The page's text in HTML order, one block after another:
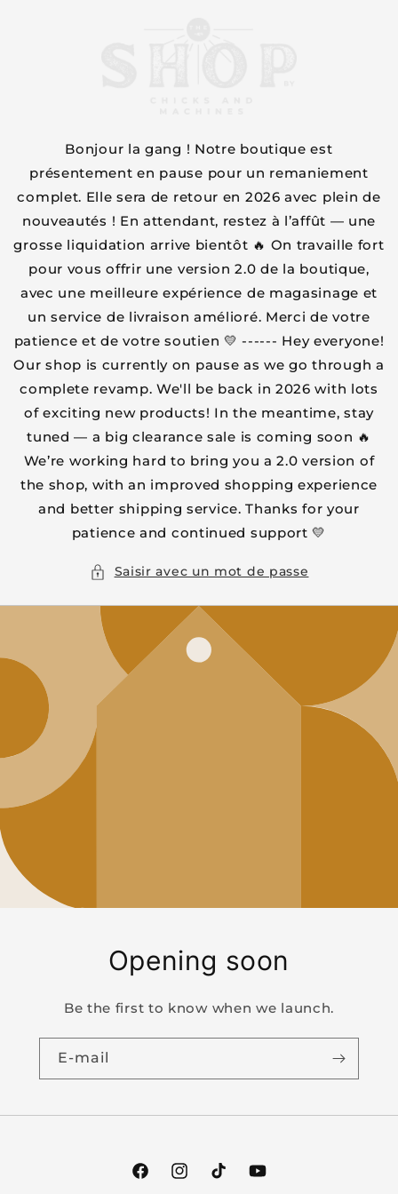
Bonjour la gang ! Notre boutique est
présentement en pause pour un remaniement
complet. Elle sera de retour en 2026 avec plein de
nouveautés ! En attendant, restez à l’affût — une
grosse liquidation arrive bientôt 🔥 On travaille fort
pour vous offrir une version 2.0 de la boutique,
avec une meilleure expérience de magasinage et
un service de livraison amélioré. Merci de votre
patience et de votre soutien 💛 ------ Hey everyone!
Our shop is currently on pause as we go through a
complete revamp. We'll be back in 2026 with lots
of exciting new products! In the meantime, stay
tuned — a big clearance sale is coming soon 🔥
We’re working hard to bring you a 2.0 version of
the shop, with an improved shopping experience
and better shipping service. Thanks for your
patience and continued support 💛
Saisir avec un mot de passe
Opening soon
Be the first to know when we launch.
E-mail
FacebookInstagramTikTokYouTube